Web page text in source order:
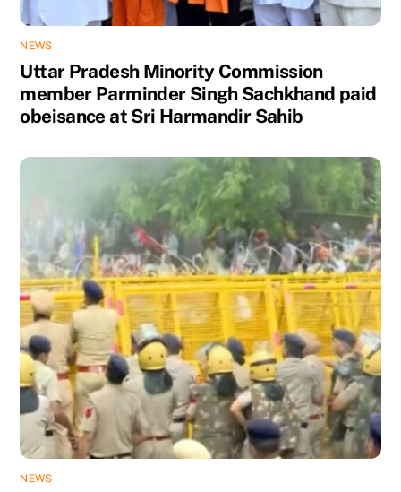
NEWS
Uttar Pradesh Minority Commission
member Parminder Singh Sachkhand paid
obeisance at Sri Harmandir Sahib
NEWS